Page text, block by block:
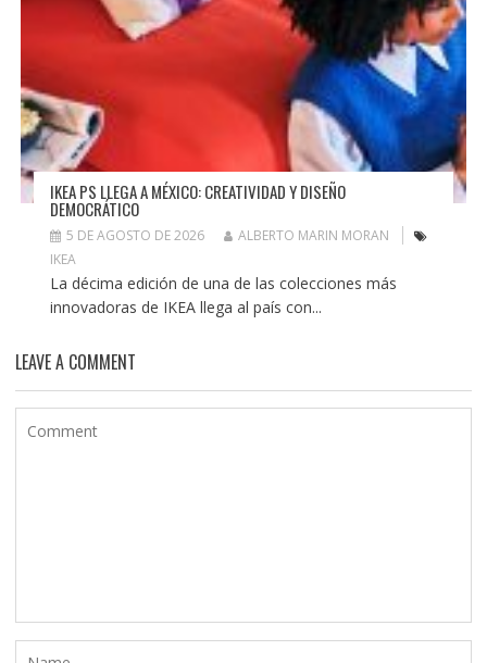
IKEA PS LLEGA A MÉXICO: CREATIVIDAD Y DISEÑO
DEMOCRÁTICO
5 DE AGOSTO DE 2026
ALBERTO MARIN MORAN
IKEA
La décima edición de una de las colecciones más
innovadoras de IKEA llega al país con...
LEAVE A COMMENT